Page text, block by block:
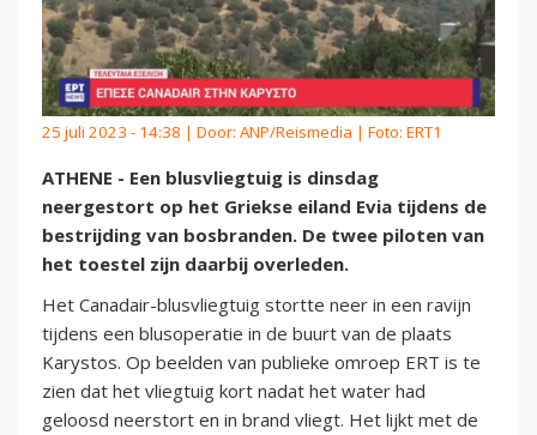
25 juli 2023 - 14:38 | Door: ANP/Reismedia | Foto: ERT1
ATHENE - Een blusvliegtuig is dinsdag
neergestort op het Griekse eiland Evia tijdens de
bestrijding van bosbranden. De twee piloten van
het toestel zijn daarbij overleden.
Het Canadair-blusvliegtuig stortte neer in een ravijn
tijdens een blusoperatie in de buurt van de plaats
Karystos. Op beelden van publieke omroep ERT is te
zien dat het vliegtuig kort nadat het water had
geloosd neerstort en in brand vliegt. Het lijkt met de